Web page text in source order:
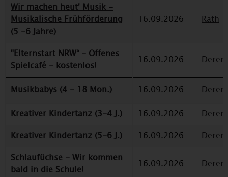
Wir machen heut' Musik -
Musikalische Frühförderung
(5 -6 Jahre)
16.09.2026 Rath
"Elternstart NRW“ – Offenes
Spielcafé - kostenlos!
16.09.2026
Musikbabys (4 - 18 Mon.) 16.09.2026
Kreativer Kindertanz (3-4 J.)
16.09.2026
Kreativer Kindertanz (5-6 J.)
16.09.2026
Schlaufüchse - Wir kommen
bald in die Schule!
16.09.2026